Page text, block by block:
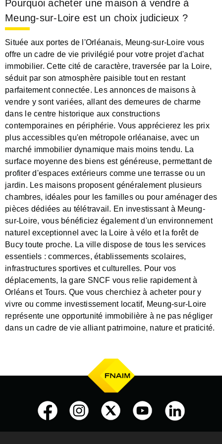
Pourquoi acheter une maison à vendre à
Meung-sur-Loire est un choix judicieux ?
Située aux portes de l'Orléanais, Meung-sur-Loire vous
offre un cadre de vie privilégié pour votre projet d'achat
immobilier. Cette cité de caractère, traversée par la Loire,
séduit par son atmosphère paisible tout en restant
parfaitement connectée. Les annonces de maisons à
vendre y sont variées, allant des demeures de charme
dans le centre historique aux constructions
contemporaines en périphérie. Vous apprécierez les prix
plus accessibles qu'en métropole orléanaise, avec un
marché immobilier dynamique mais moins tendu. La
surface moyenne des biens est généreuse, permettant de
profiter d'espaces extérieurs comme une terrasse ou un
jardin. Les maisons proposent généralement plusieurs
chambres, idéales pour les familles ou pour aménager des
pièces dédiées au télétravail. En investissant à Meung-
sur-Loire, vous bénéficiez également d'un environnement
naturel exceptionnel avec la Loire à vélo et la forêt de
Bucy toute proche. La ville dispose de tous les services
essentiels : commerces, établissements scolaires,
infrastructures sportives et culturelles. Pour vos
déplacements, la gare SNCF vous relie rapidement à
Orléans et Tours. Que vous cherchiez à acheter pour y
vivre ou comme investissement locatif, Meung-sur-Loire
représente une opportunité immobilière à ne pas négliger
dans un cadre de vie alliant patrimoine, nature et praticité.